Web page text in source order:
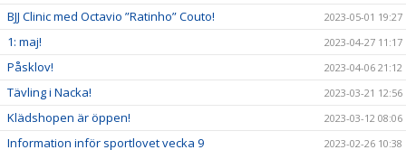
BJJ Clinic med Octavio ”Ratinho” Couto! 2023-05-01 19:27
1: maj! 2023-04-27 11:17
Påsklov! 2023-04-06 21:12
Tävling i Nacka! 2023-03-21 12:56
Klädshopen är öppen! 2023-03-12 08:06
Information inför sportlovet vecka 9 2023-02-26 10:38